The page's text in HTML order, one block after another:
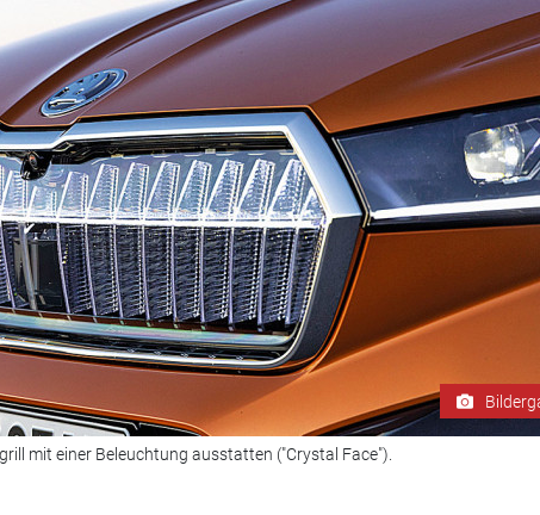
mit einer Beleuchtung ausstatten ("Crystal Face").